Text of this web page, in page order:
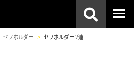
セフホルダー セフホルダー 2連